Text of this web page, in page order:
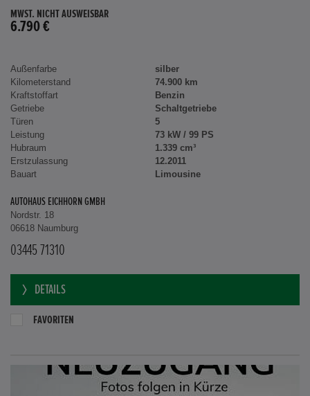
MWST. NICHT AUSWEISBAR
6.790 €
Außenfarbe
silber
Kilometerstand
74.900 km
Kraftstoffart
Benzin
Getriebe
Schaltgetriebe
Türen
5
Leistung
73 kW / 99 PS
Hubraum
1.339 cm³
Erstzulassung
12.2011
Bauart
Limousine
AUTOHAUS EICHHORN GMBH
Nordstr. 18
06618 Naumburg
03445 71310
DETAILS
FAVORITEN